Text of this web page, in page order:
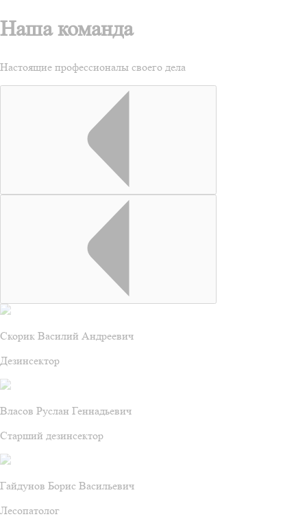
Наша команда
Настоящие профессионалы своего дела
Скорик Василий Андреевич
Дезинсектор
Власов Руслан Геннадьевич
Старший дезинсектор
Гайдунов Борис Васильевич
Лесопатолог